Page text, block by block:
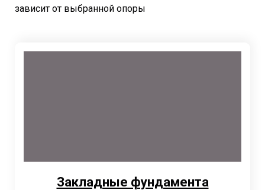
зависит от выбранной опоры
Закладные фундамента